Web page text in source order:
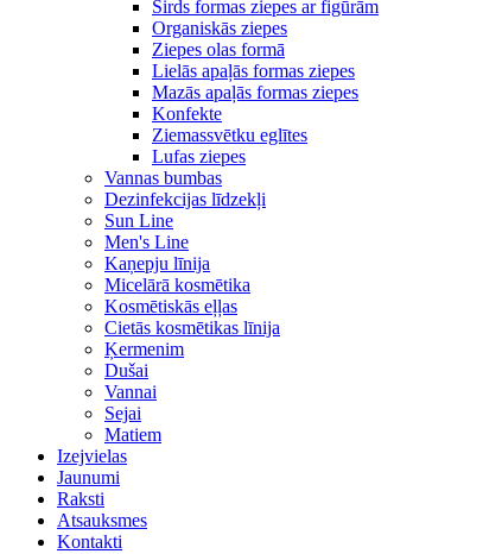
Sirds formas ziepes ar figūrām
Organiskās ziepes
Ziepes olas formā
Lielās apaļās formas ziepes
Mazās apaļās formas ziepes
Konfekte
Ziemassvētku eglītes
Lufas ziepes
Vannas bumbas
Dezinfekcijas līdzekļi
Sun Line
Men's Line
Kaņepju līnija
Micelārā kosmētika
Kosmētiskās eļļas
Cietās kosmētikas līnija
Ķermenim
Dušai
Vannai
Sejai
Matiem
Izejvielas
Jaunumi
Raksti
Atsauksmes
Kontakti